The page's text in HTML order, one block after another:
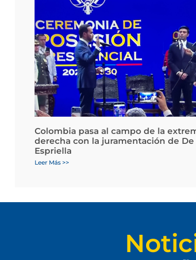
Colombia pasa al campo de la
derecha con la juramentación de De
Espriella
Leer Más >>